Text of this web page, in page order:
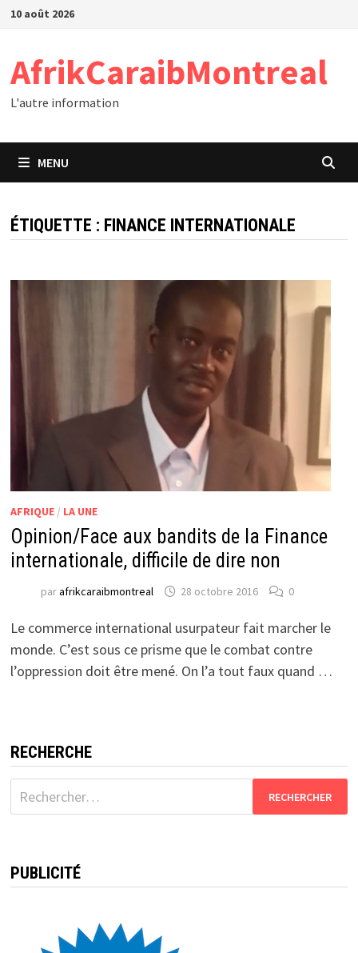
Passer
10 août 2026
AfrikCaraibMontreal
L'autre information
MENU
ÉTIQUETTE : FINANCE INTERNATIONALE
AFRIQUE/ LA UNE
Opinion/Face aux bandits de la Finance
internationale, difficile de dire non
parafrikcaraibmontreal 28 octobre 2016 0
Le commerce international usurpateur fait marcher le
monde. C’est sous ce prisme que le combat contre
l’oppression doit être mené. On l’a tout faux quand …
RECHERCHE
Rechercher :
PUBLICITÉ